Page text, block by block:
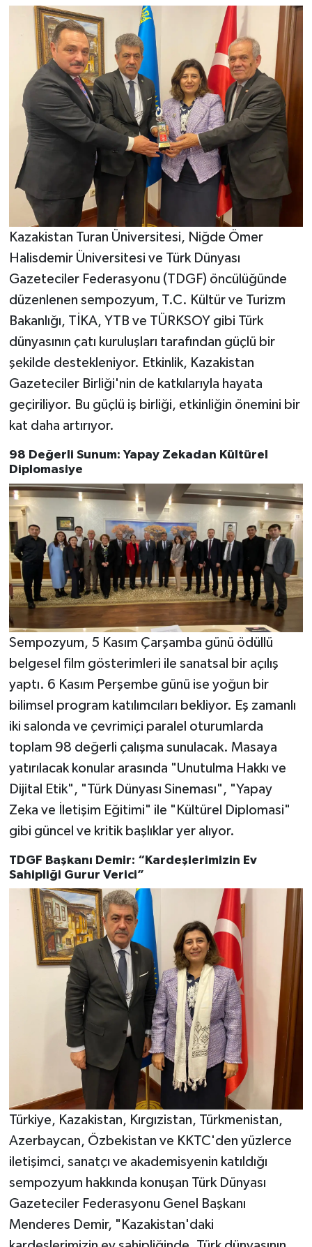
Kazakistan Turan Üniversitesi, Niğde Ömer
Halisdemir Üniversitesi ve Türk Dünyası
Gazeteciler Federasyonu (TDGF) öncülüğünde
düzenlenen sempozyum, T.C. Kültür ve Turizm
Bakanlığı, TİKA, YTB ve TÜRKSOY gibi Türk
dünyasının çatı kuruluşları tarafından güçlü bir
şekilde destekleniyor. Etkinlik, Kazakistan
Gazeteciler Birliği'nin de katkılarıyla hayata
geçiriliyor. Bu güçlü iş birliği, etkinliğin önemini bir
kat daha artırıyor.
98 Değerli Sunum: Yapay Zekadan Kültürel
Diplomasiye
Sempozyum, 5 Kasım Çarşamba günü ödüllü
belgesel film gösterimleri ile sanatsal bir açılış
yaptı. 6 Kasım Perşembe günü ise yoğun bir
bilimsel program katılımcıları bekliyor. Eş zamanlı
iki salonda ve çevrimiçi paralel oturumlarda
toplam 98 değerli çalışma sunulacak. Masaya
yatırılacak konular arasında "Unutulma Hakkı ve
Dijital Etik", "Türk Dünyası Sineması", "Yapay
Zeka ve İletişim Eğitimi" ile "Kültürel Diplomasi"
gibi güncel ve kritik başlıklar yer alıyor.
TDGF Başkanı Demir: “Kardeşlerimizin Ev
Sahipliği Gurur Verici”
Türkiye, Kazakistan, Kırgızistan, Türkmenistan,
Azerbaycan, Özbekistan ve KKTC'den yüzlerce
iletişimci, sanatçı ve akademisyenin katıldığı
sempozyum hakkında konuşan Türk Dünyası
Gazeteciler Federasyonu Genel Başkanı
Menderes Demir, "Kazakistan'daki